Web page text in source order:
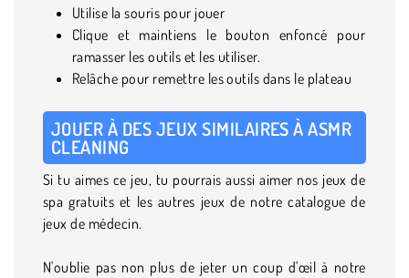
Utilise la souris pour jouer
Clique et maintiens le bouton enfoncé pour
ramasser les outils et les utiliser.
Relâche pour remettre les outils dans le plateau
JOUER À DES JEUX SIMILAIRES À ASMR
CLEANING
Si tu aimes ce jeu, tu pourrais aussi aimer nos jeux de
spa gratuits et les autres jeux de notre catalogue de
jeux de médecin.
N'oublie pas non plus de jeter un coup d'œil à notre